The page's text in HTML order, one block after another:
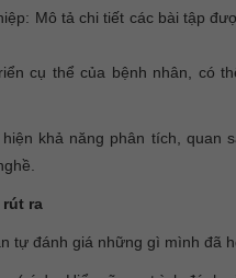
Mô tả chi tiết các bài tập
cụ thể của bệnh nhân, có
khả năng phân tích, quan
ra
tự đánh giá những gì mình đã